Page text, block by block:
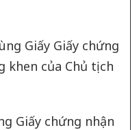
Giấy Giấy chứng
khen của Chủ tịch
Giấy chứng nhận